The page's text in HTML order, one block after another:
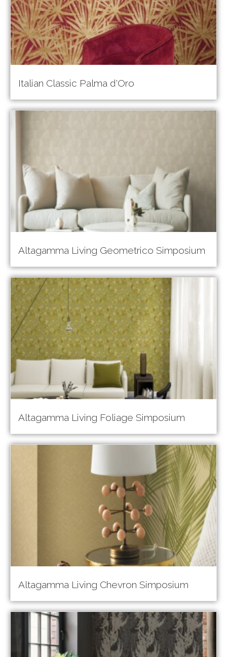
Italian Classic Palma d'Oro
Altagamma Living Geometrico Simposium
Altagamma Living Foliage Simposium
Altagamma Living Chevron Simposium